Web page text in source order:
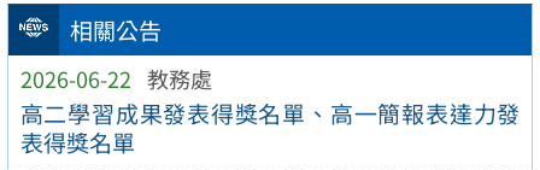
相關公告
2026-06-22 教務處
高二學習成果發表得獎名單、高一簡報表達力發
表得獎名單